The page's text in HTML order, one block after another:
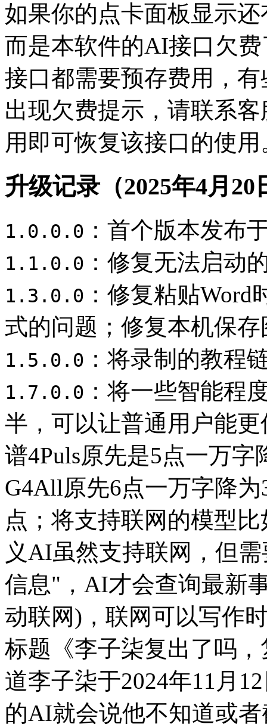
如果你的点卡面板显示
而是本软件的AI接口欠
接口都需要预存费用，
出现欠费提示，请联系
用即可恢复该接口的使用
升级记录（2025年4月20
1.0.0.0 ：首个版本发布
1.1.0.0 ：修复无法启动
1.3.0.0 ：修复粘贴
式的问题；修复本机保
1.5.0.0 ：将录制的教程
1.7.0.0 ：将一些智能程
半，可以让普通用户能
谱4Puls原先是5点一万
G4All原先6点一万字降
点；将支持联网的模型
义AI虽然支持联网，但
信息"，AI才会查询最新
动联网)，联网可以写作
标题《李子柒复出了吗
道李子柒于2024年11月
的AI就会说他不知道或